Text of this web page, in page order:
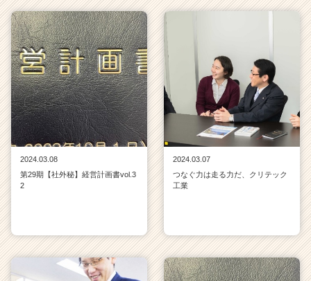
2024.03.08
第29期【社外秘】経営計画書vol.3
2
2024.03.07
つなぐ力は走る力だ、クリテック
工業